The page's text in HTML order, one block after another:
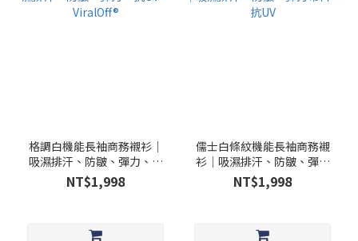
格調白機能長袖商務襯衫｜
吸濕排汗、防皺、彈力、抗
UV、ViralOff®
NT$1,998
儒士白條紋機能長袖商務襯
衫│吸濕排汗、防皺、彈力
布料、抗UV
NT$1,998